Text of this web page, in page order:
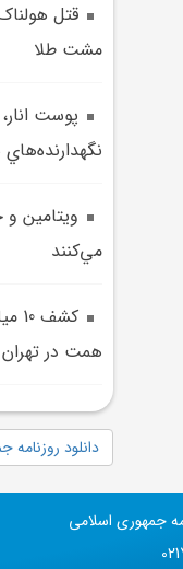
قتل
مشت طلا
پوست
ويتامين
مي‌کنند
همت در تهران
دانلود روزنامه جمهوری
جمهوری اسلامی